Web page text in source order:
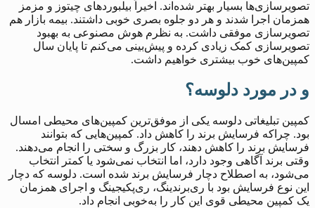
تصویرسازی‌ها بسیار بهتر شده‌اند. اخیراً بیلبوردهای چیتوز و مزمز
همزمان اجرا شدند و هر دو جلوه بصری خوبی داشتند. بیمه بازار هم
تصویرسازی موفقی داشت. به نظرم هوش مصنوعی به بهبود
تصویرسازی کمک زیادی کرده و پیش‌بینی می‌کنم تا پایان سال
کمپین‌های خوب بیشتری خواهیم داشت.
و در مورد دلوسه؟
کمپین تبلیغاتی دلوسه یکی از موفق‌ترین کمپین‌های محیطی امسال
بود. چراکه فرسایش برند را کاهش داد. کمپین‌هایی که بتوانند
فرسایش برند را کاهش دهند، کار بزرگ و سختی را انجام می‌دهند.
وقتی برند آگاهی وجود دارد، اما انتخاب نمی‌شود یا کمتر انتخاب
می‌شود، به اصطلاح دچار فرسایش برند شده است. دلوسه که دچار
این نوع فرسایش بود با ری‌برندینگ، ری‌پکیجینگ و اجرای همزمان
یک کمپین محیطی قوی این کار را به‌خوبی انجام داد.